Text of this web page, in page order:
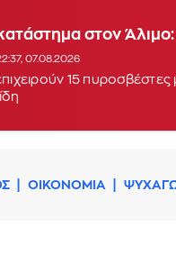
στον
07.08.2026
15
ΟΙΚΟΝΟΜΙΑ